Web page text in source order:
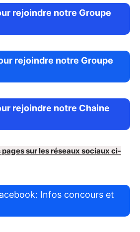
rejoindre notre Groupe
rejoindre notre Groupe
rejoindre notre Chaine
sur les réseaux sociaux ci-
Infos concours et